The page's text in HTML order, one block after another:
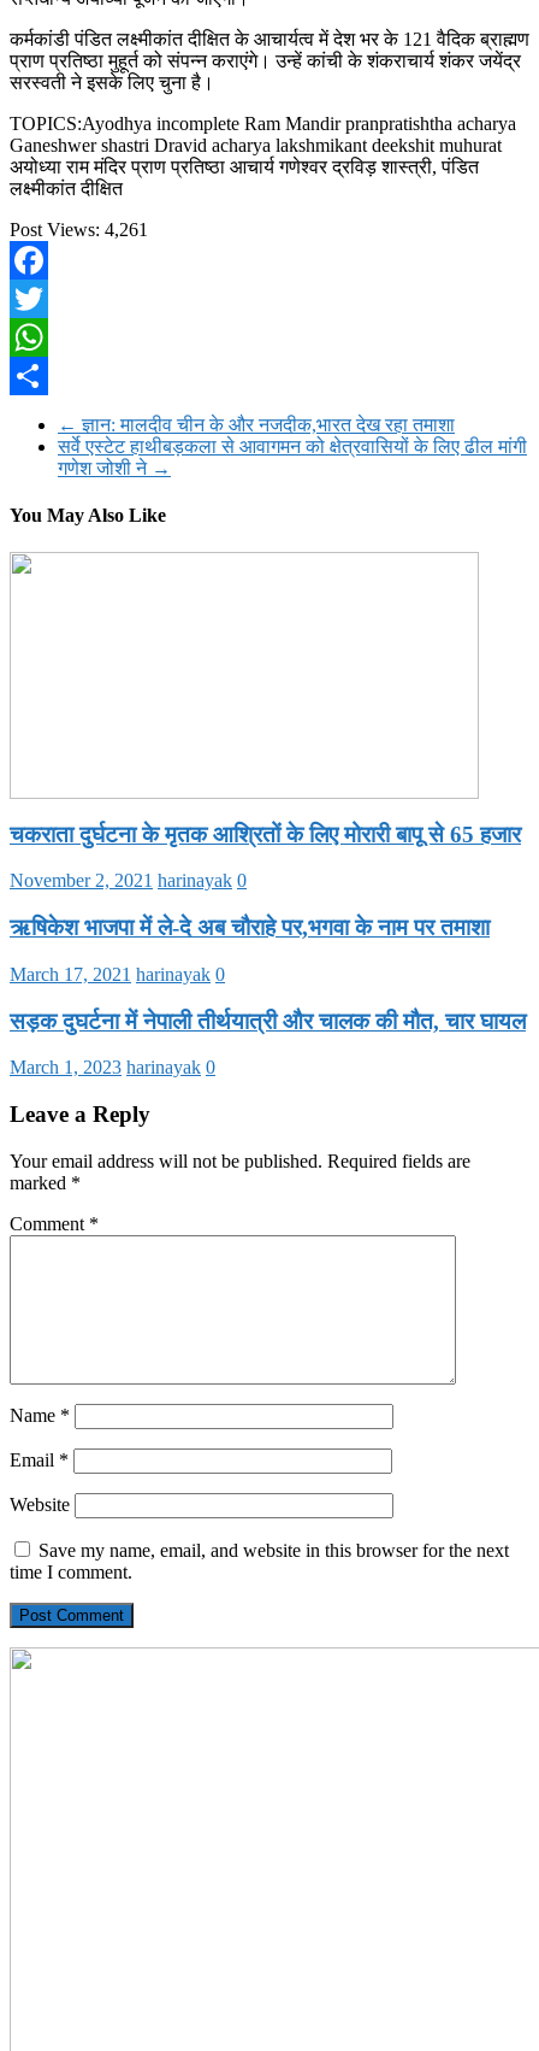
कर्मकांडी पंडित लक्ष्मीकांत दीक्षित के आचार्यत्व में देश भर के 121 वैदिक ब्राह्मण
प्राण प्रतिष्ठा मुहूर्त को संपन्न कराएंगे। उन्हें कांची के शंकराचार्य शंकर जयेंद्र
सरस्वती ने इसके लिए चुना है।
TOPICS:Ayodhya incomplete Ram Mandir pranpratishtha acharya
Ganeshwer shastri Dravid acharya lakshmikant deekshit muhurat
अयोध्या राम मंदिर प्राण प्रतिष्ठा आचार्य गणेश्वर द्रविड़ शास्त्री, पंडित
लक्ष्मीकांत दीक्षित
Post Views: 4,261
Facebook
Twitter
WhatsApp
← ज्ञान: मालदीव चीन के और नजदीक,भारत देख रहा तमाशा
सर्वे एस्टेट हाथीबड़कला से आवागमन को क्षेत्रवासियों के लिए ढील मांगी
गणेश जोशी ने →
You May Also Like
चकराता दुर्घटना के मृतक आश्रितों के लिए मोरारी बापू से 65 हजार
November 2, 2021 harinayak 0
ऋषिकेश भाजपा में ले-दे अब चौराहे पर,भगवा के नाम पर तमाशा
March 17, 2021 harinayak 0
सड़क दुघर्टना में नेपाली तीर्थयात्री और चालक की मौत, चार घायल
March 1, 2023 harinayak 0
Leave a Reply
Your email address will not be published. Required fields are
marked *
Comment *
Name *
Email *
Website
Save my name, email, and website in this browser for the next
time I comment.